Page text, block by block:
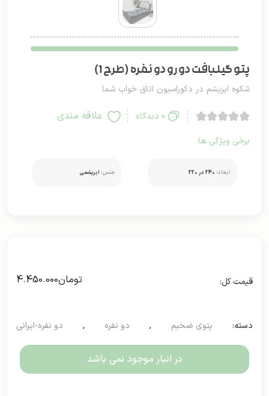
پتو گیلبافت دو رو دو نفره (طرح 1)
شکوه ابریشم در دکوراسیون اتاق خواب شما
0 دیدگاه علاقه مندی
برخی ویژگی ها:
ابعاد: 240 در 220 جنس: ابریشمی
تومان4.450.000
دسته: پتوی ضخیم , دو نفره , دو نفره-ایرانی
در انبار موجود نمی باشد